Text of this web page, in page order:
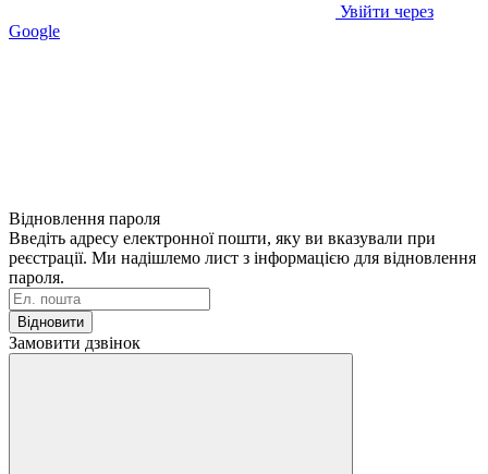
Увійти через
Google
Відновлення пароля
Введіть адресу електронної пошти, яку ви вказували при
реєстрації. Ми надішлемо лист з інформацією для відновлення
пароля.
Відновити
Замовити дзвінок